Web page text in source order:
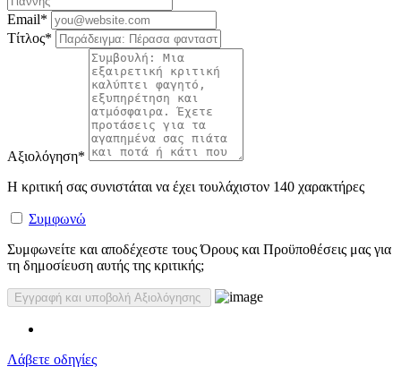
Email*
Τίτλος*
Αξιολόγηση*
Η κριτική σας συνιστάται να έχει τουλάχιστον 140 χαρακτήρες
Συμφωνώ
Συμφωνείτε και αποδέχεστε τους Όρους και Προϋποθέσεις μας για
τη δημοσίευση αυτής της κριτικής;
Λάβετε οδηγίες